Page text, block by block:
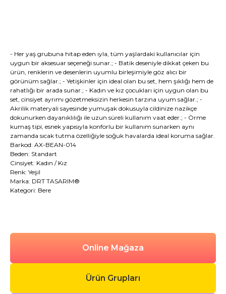
- Her yaş grubuna hitap eden ıyla, tüm yaşlardaki kullanıcılar için
uygun bir aksesuar seçeneği sunar.; - Batik deseniyle dikkat çeken bu
ürün, renklerin ve desenlerin uyumlu birleşimiyle göz alıcı bir
görünüm sağlar.; - Yetişkinler için ideal olan bu set, hem şıklığı hem de
rahatlığı bir arada sunar.; - Kadın ve kız çocukları için uygun olan bu
set, cinsiyet ayrımı gözetmeksizin herkesin tarzına uyum sağlar.; -
Akrilik materyali sayesinde yumuşak dokusuyla cildinize nazikçe
dokunurken dayanıklılığı ile uzun süreli kullanım vaat eder.; - Örme
kumaş tipi, esnek yapısıyla konforlu bir kullanım sunarken aynı
zamanda sıcak tutma özelliğiyle soğuk havalarda ideal koruma sağlar.
Barkod: AX-BEAN-014
Beden: Standart
Cinsiyet: Kadın / Kız
Renk: Yeşil
Marka: DRT TASARIM®
Kategori: Bere
Online Mağaza
Ürün Grupları